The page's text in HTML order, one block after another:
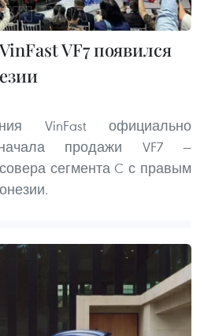
VF7 появился
VinFast официально
продажи VF7 —
сегмента C с правым